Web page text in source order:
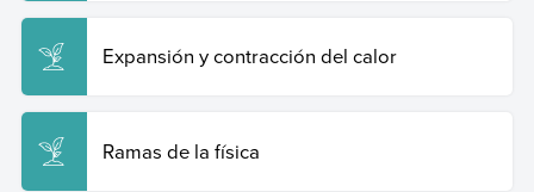
Expansión y contracción del calor
Ramas de la física